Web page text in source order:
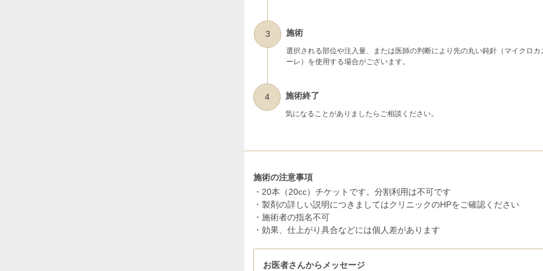
3 施術
選択される部位や注入量、または医師の判断により先の丸い鈍針（マイクロカ
ーレ）を使用する場合がございます。
4 施術終了
気になることがありましたらご相談ください。
施術の注意事項
・20本（20cc）チケットです。分割利用は不可です
・製剤の詳しい説明につきましてはクリニックのHPをご確認ください
・施術者の指名不可
・効果、仕上がり具合などには個人差があります
お医者さんからメッセージ